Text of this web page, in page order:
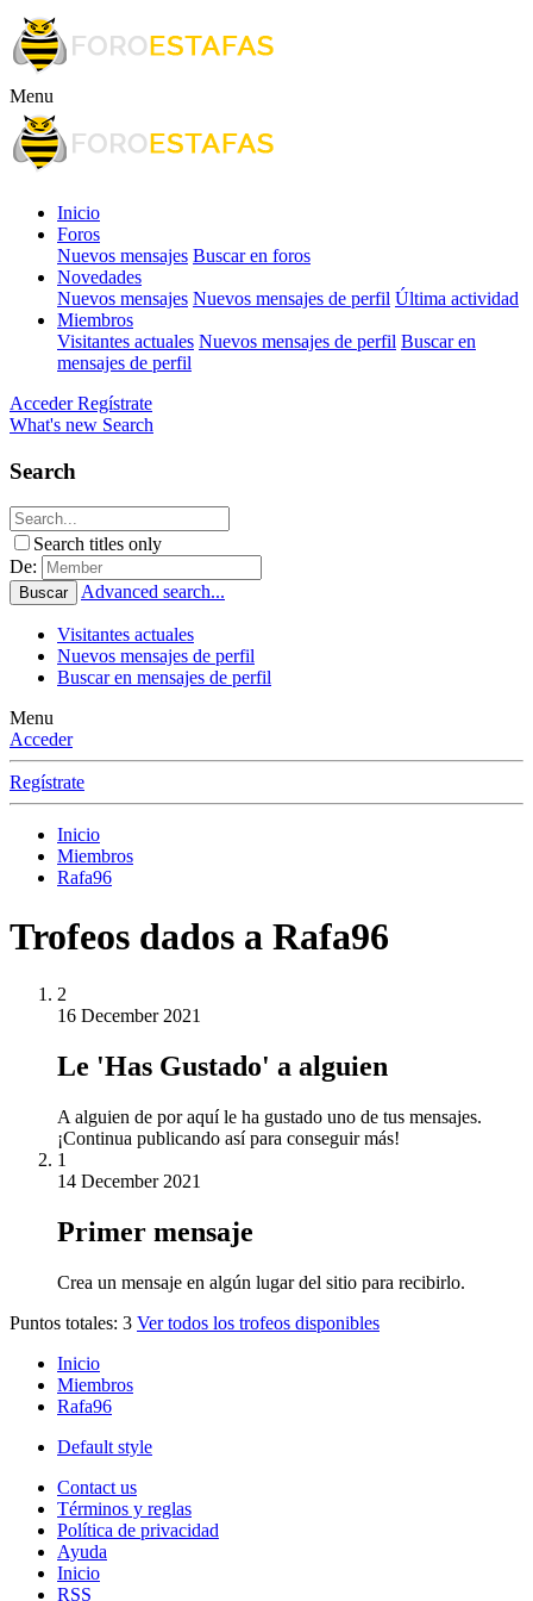
Menu
Inicio
Foros
Nuevos mensajes Buscar en foros
Novedades
Nuevos mensajes Nuevos mensajes de perfil Última actividad
Miembros
Visitantes actuales Nuevos mensajes de perfil Buscar en
mensajes de perfil
Acceder Regístrate
What's new Search
Search
Search titles only
De:
Buscar Advanced search...
Visitantes actuales
Nuevos mensajes de perfil
Buscar en mensajes de perfil
Menu
Acceder
Regístrate
Inicio
Miembros
Rafa96
Trofeos dados a Rafa96
2
16 December 2021
Le 'Has Gustado' a alguien
A alguien de por aquí le ha gustado uno de tus mensajes.
¡Continua publicando así para conseguir más!
1
14 December 2021
Primer mensaje
Crea un mensaje en algún lugar del sitio para recibirlo.
Puntos totales: 3 Ver todos los trofeos disponibles
Inicio
Miembros
Rafa96
Default style
Contact us
Términos y reglas
Política de privacidad
Ayuda
Inicio
RSS